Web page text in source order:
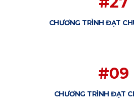
CHƯƠNG TRÌNH ĐẠT
#09
CHƯƠNG TRÌNH ĐẠT